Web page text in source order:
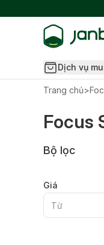
Dịch vụ
Trang chủ>
Focus
Bộ lọc
Giá